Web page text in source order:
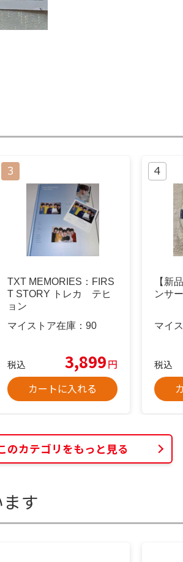
TXT MEMORIES：FIRS
T STORY トレカ テヒ
ョン
マイストア在庫： 90
税込 3,899円
カートに入れる
【新
ンサ
マイ
税込
のカテゴリをもっと見る
す